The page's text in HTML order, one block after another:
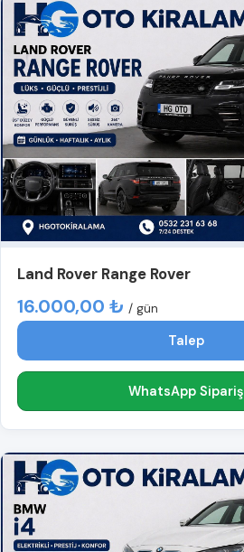
Land Rover Range Rover
16.000,00 ₺ / gün
Talep
WhatsApp Sipariş